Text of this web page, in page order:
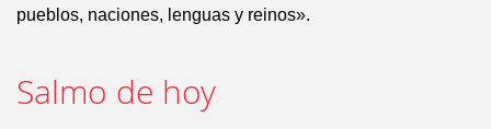
pueblos, naciones, lenguas y reinos».
Salmo de hoy